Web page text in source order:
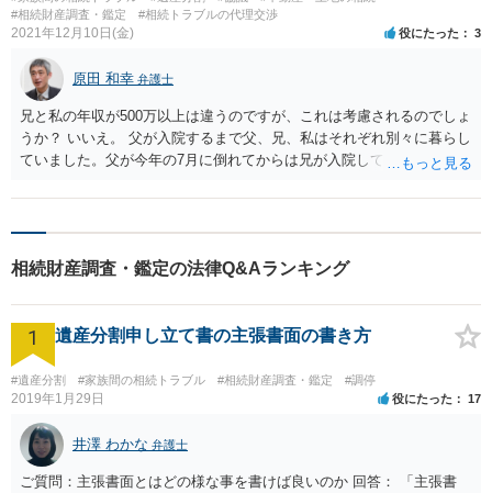
#相続財産調査・鑑定
#相続トラブルの代理交渉
2021年12月10日(金) 役にたった 3
原田 和幸 弁護士
兄と私の年収が500万以上は違うのですが、これは考慮されるのでしょ
うか？ いいえ。 父が入院するまで父、兄、私はそれぞれ別々に暮らし
ていました。父が今年の7月に倒れてからは兄が入院している父のお見
ました。私は遠く離れたところに暮らしているので中々行けません。
ります。 お見舞いに行ったり、医師と話をしたくらいでは、特別の寄
母の面倒を見ることになるかもしれないということでこれも寄与分に
なるのでしょうか？ 具体的な事情によっては、母が亡くなった時に、
寄与分として認められる可能性はあると思います。
相続財産調査・鑑定の法律Q&Aランキング
1 遺産分割申し立て書の主張書面の書き方
#遺産分割 #家族間の相続トラブル #相続財産調査・鑑定 #調停
2019年1月29日 役にたった 17
井澤 わかな 弁護士
ご質問：主張書面とはどの様な事を書けば良いのか 回答： 「主張書